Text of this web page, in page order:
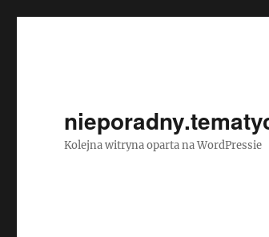
Kolejna witryna oparta na WordPressie